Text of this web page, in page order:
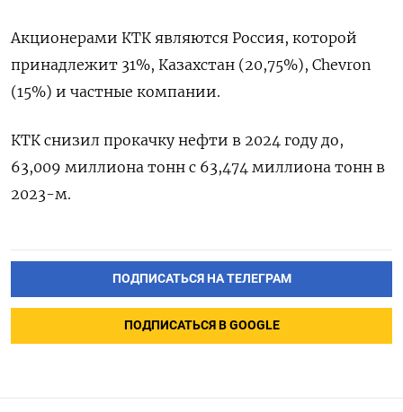
Акционерами КТК являются Россия, которой
принадлежит 31%, Казахстан (20,75%), Chevron
(15%) и частные компании.
КТК снизил прокачку нефти в 2024 году до,
63,009 миллиона тонн с 63,474 миллиона тонн в
2023-м.
ПОДПИСАТЬСЯ НА ТЕЛЕГРАМ
ПОДПИСАТЬСЯ В GOOGLE